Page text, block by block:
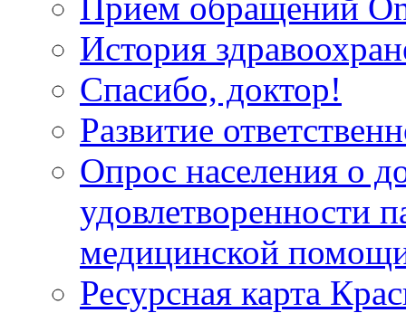
История
Спасибо, доктор!
Развитие
Опрос населения о
удовлетворенности
медицинской
Ресурсная карта